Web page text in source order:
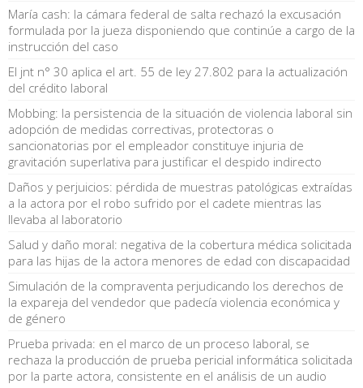
María cash: la cámara federal de salta rechazó la excusación
formulada por la jueza disponiendo que continúe a cargo de la
instrucción del caso
El jnt n° 30 aplica el art. 55 de ley 27.802 para la actualización
del crédito laboral
Mobbing: la persistencia de la situación de violencia laboral sin
adopción de medidas correctivas, protectoras o
sancionatorias por el empleador constituye injuria de
gravitación superlativa para justificar el despido indirecto
Daños y perjuicios: pérdida de muestras patológicas extraídas
a la actora por el robo sufrido por el cadete mientras las
llevaba al laboratorio
Salud y daño moral: negativa de la cobertura médica solicitada
para las hijas de la actora menores de edad con discapacidad
Simulación de la compraventa perjudicando los derechos de
la expareja del vendedor que padecía violencia económica y
de género
Prueba privada: en el marco de un proceso laboral, se
rechaza la producción de prueba pericial informática solicitada
por la parte actora, consistente en el análisis de un audio